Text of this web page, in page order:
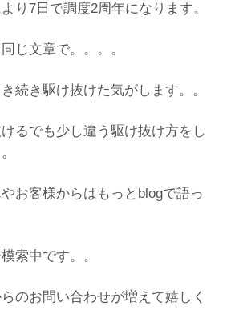
り7日で調度2周年になります。
じ文章で。。。。
続き駆け抜けた気がします。。
るでも少し違う駆け抜け方をし
お客様からはもっとblogで語っ
索中です。。
のお問い合わせが増えて嬉しく